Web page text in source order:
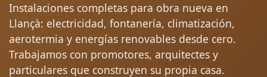
Instalaciones completas para obra nueva en
Llançà: electricidad, fontanería, climatización,
aerotermia y energías renovables desde cero.
Trabajamos con promotores, arquitectes y
particulares que construyen su propia casa.